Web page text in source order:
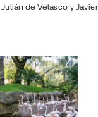
Julián de Velasco y Javier